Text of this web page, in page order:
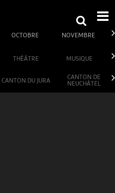
OCTOBRE NOVEMBRE
THÉÂTRE MUSIQUE
CANTON DU JURA
CANTON DE
NEUCHÂTEL